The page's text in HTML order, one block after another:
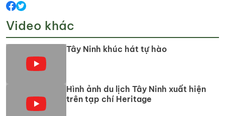
Video khác
Tây Ninh khúc hát tự hào
Hình ảnh du lịch Tây Ninh xuất hiện
trên tạp chí Heritage